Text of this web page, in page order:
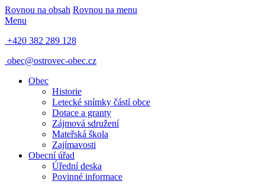
Rovnou na obsah Rovnou na menu
Menu
+420 382 289 128
obec@ostrovec-obec.cz
Obec
Historie
Letecké snímky částí obce
Dotace a granty
Zájmová sdružení
Mateřská škola
Zajímavosti
Obecní úřad
Úřední deska
Povinné informace